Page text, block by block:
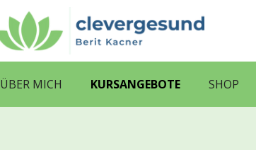
ÜBER MICH KURSANGEBOTE SHOP